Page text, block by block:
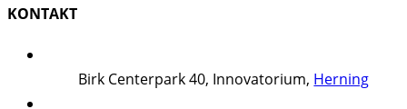
KONTAKT
Birk Centerpark 40, Innovatorium, Herning